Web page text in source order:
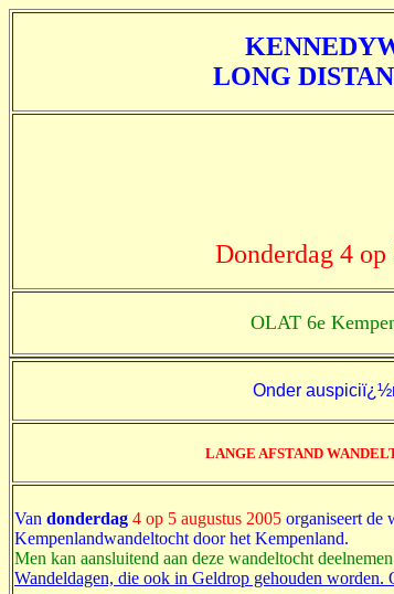
LONG
Donderdag 4 op
OLAT 6e
Onder
LANGE AFSTAND
Van donderdag 4 op 5 augustus 2005 organiseert de
Kempenlandwandeltocht door het Kempenland.
Men kan aansluitend aan deze wandeltocht
Wandeldagen, die ook in Geldrop gehouden